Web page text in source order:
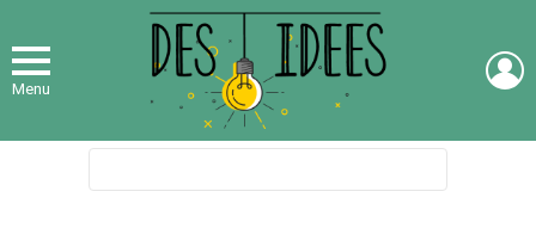
Menu